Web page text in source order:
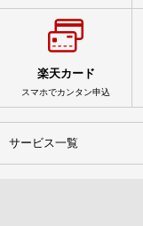
楽天カード
スマホでカンタン申込
サービス一覧